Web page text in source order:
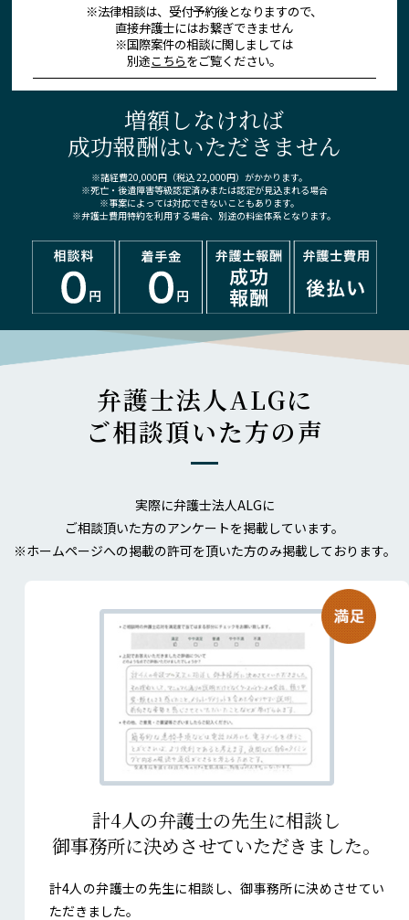
※法律相談は、受付予約後となりますので、
直接弁護士にはお繋ぎできません
※国際案件の相談に関しましては
別途こちらをご覧ください。
増額しなければ
成功報酬はいただきません
※諸経費20,000円（税込 22,000円）がかかります。
※死亡・後遺障害等級認定済みまたは認定が見込まれる場合
※事案によっては対応できないこともあります。
※弁護士費用特約を利用する場合、別途の料金体系となります。
弁護士法人ALGに
ご相談頂いた方の声
実際に弁護士法人ALGに
ご相談頂いた方のアンケートを掲載しています。
※ホームページへの掲載の許可を頂いた方のみ掲載しております。
計4人の弁護士の先生に相談し
御事務所に決めさせていただきました。
計4人の弁護士の先生に相談し、御事務所に決めさせてい
ただきました。